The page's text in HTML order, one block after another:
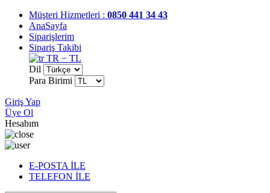
Müşteri Hizmetleri : 0850 441 34 43
AnaSayfa
Siparişlerim
Sipariş Takibi
TR − TL
Dil
Para Birimi
Giriş Yap
Üye Ol
Hesabım
E-POSTA İLE
TELEFON İLE